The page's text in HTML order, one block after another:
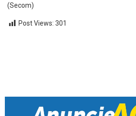
(Secom)
Post Views: 301